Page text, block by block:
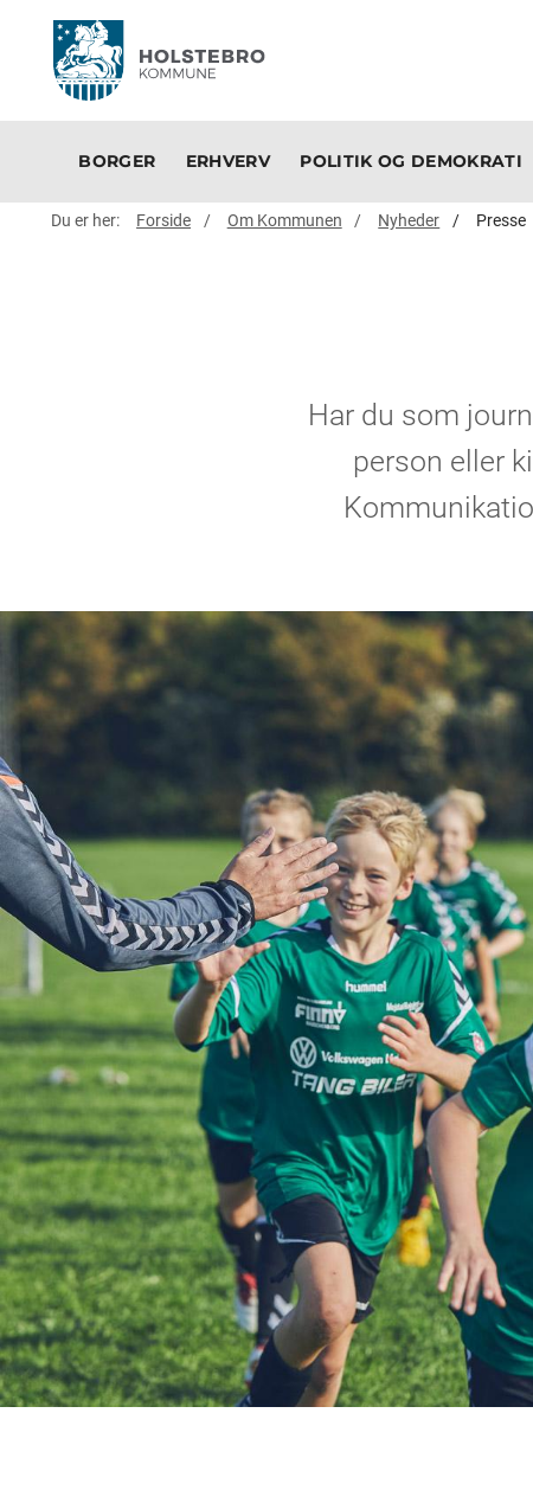
BORGER ERHVERV POLITIK OG DEMOKRATI
Du er her: Forside Om Kommunen Nyheder Presse
Har du som
person eller